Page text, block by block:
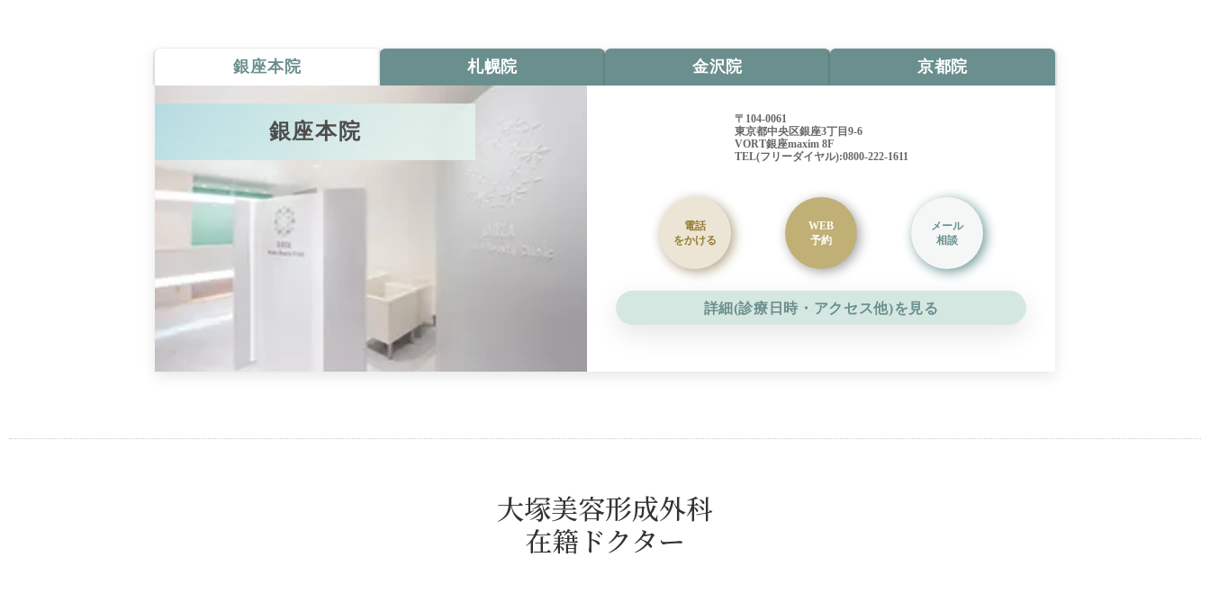
銀座本院 札幌院 金沢院 京都院
銀座本院
〒104-0061
東京都中央区銀座3丁目9-6
VORT銀座maxim 8F
TEL(フリーダイヤル):0800-222-1611
電話
をかける
WEB
予約
メール
相談
詳細(診療日時・アクセス他)を見る
大塚美容形成外科
在籍ドクター